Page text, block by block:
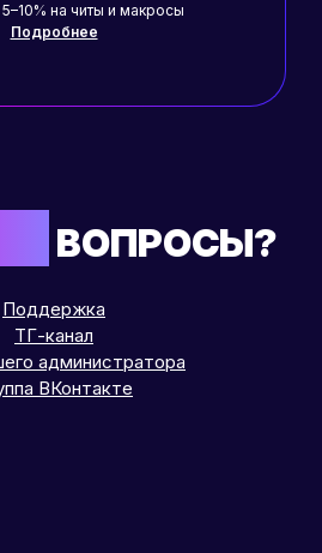
на читы и макросы
Подробнее
ВОПРОСЫ?
Поддержка
ТГ-канал
администратора
ВКонтакте